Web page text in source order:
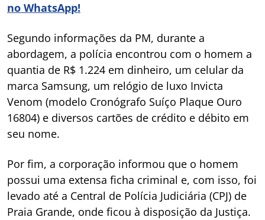
no WhatsApp!
Segundo informações da PM, durante a
abordagem, a polícia encontrou com o homem a
quantia de R$ 1.224 em dinheiro, um celular da
marca Samsung, um relógio de luxo Invicta
Venom (modelo Cronógrafo Suíço Plaque Ouro
16804) e diversos cartões de crédito e débito em
seu nome.
Por fim, a corporação informou que o homem
possui uma extensa ficha criminal e, com isso, foi
levado até a Central de Polícia Judiciária (CPJ) de
Praia Grande, onde ficou à disposição da Justiça.